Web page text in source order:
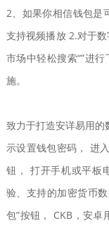
2、如果你相信钱包是
支持视频播放 2.对于
市场中轻松搜索“”进
施。
致力于打造安详易用的
示设置钱包密码， 进
钮， 打开手机或平板
验、支持的加密货币
包”按钮， CKB，安卓